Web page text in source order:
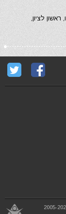
לציון,